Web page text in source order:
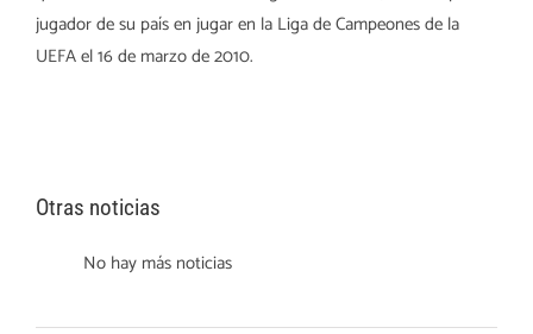
jugador de su país en jugar en la Liga de Campeones de la
UEFA el 16 de marzo de 2010.
Otras noticias
No hay más noticias